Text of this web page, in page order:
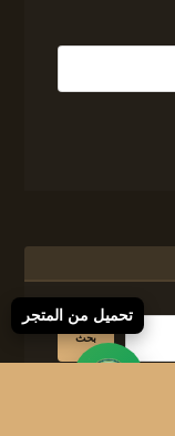
تحميل من المتجر